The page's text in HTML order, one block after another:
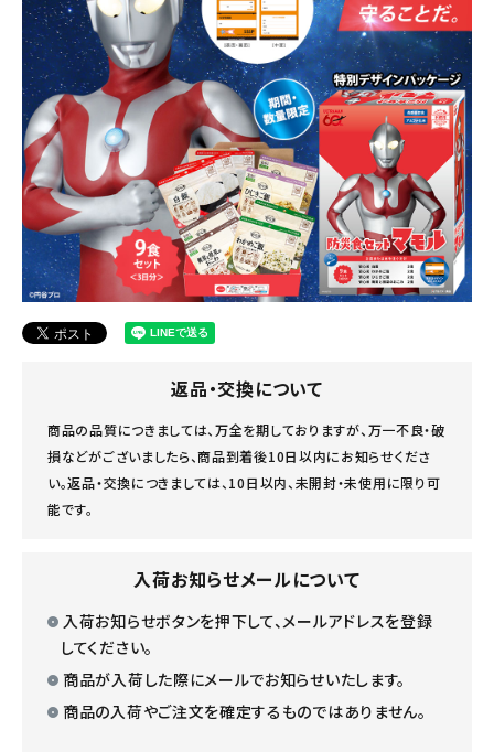
返品・交換について
商品の品質につきましては、万全を期しておりますが、万一不良・破
損などがございましたら、商品到着後10日以内にお知らせくださ
い。返品・交換につきましては、10日以内、未開封・未使用に限り可
能です。
入荷お知らせメールについて
入荷お知らせボタンを押下して、メールアドレスを登録
してください。
商品が入荷した際にメールでお知らせいたします。
商品の入荷やご注文を確定するものではありません。